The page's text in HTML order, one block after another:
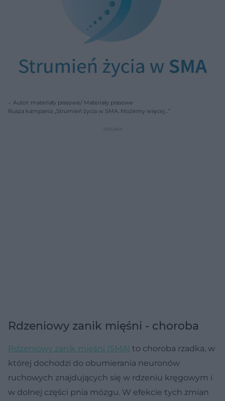
Autor: materiały prasowe/ Materiały prasowe
Rusza kampania „Strumień życia w SMA. Możemy więcej…”
Rdzeniowy zanik mięśni - choroba
Rdzeniowy zanik mięśni (SMA) to choroba rzadka, w
której dochodzi do obumierania neuronów
ruchowych znajdujących się w rdzeniu kręgowym i
w dolnej części pnia mózgu. W efekcie tych zmian